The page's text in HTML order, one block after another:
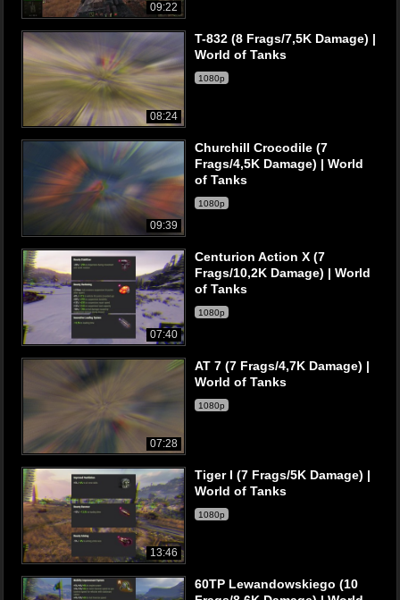
09:22
08:24
T-832 (8 Frags/7,5K Damage) |
World of Tanks
1080p
09:39
Churchill Crocodile (7
Frags/4,5K Damage) | World
of Tanks
1080p
07:40
Centurion Action X (7
Frags/10,2K Damage) | World
of Tanks
1080p
07:28
AT 7 (7 Frags/4,7K Damage) |
World of Tanks
1080p
13:46
Tiger I (7 Frags/5K Damage) |
World of Tanks
1080p
60TP Lewandowskiego (10